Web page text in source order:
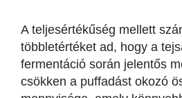
A teljesértékűség mellett
többletértéket ad, hogy a
fermentáció során jelentős
csökken a puffadást okozó